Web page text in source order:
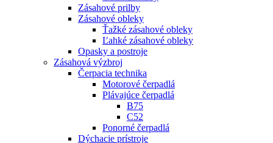
Zásahové prilby
Zásahové obleky
Ťažké zásahové obleky
Ľahké zásahové obleky
Opasky a postroje
Zásahová výzbroj
Čerpacia technika
Motorové čerpadlá
Plávajúce čerpadlá
B75
C52
Ponorné čerpadlá
Dýchacie prístroje